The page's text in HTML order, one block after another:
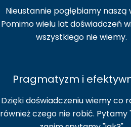
Nieustannie pogłębiamy naszą
Pomimo wielu lat doświadczeń
wszystkiego nie wiemy.
Pragmatyzm i
Dzięki doświadczeniu wiemy co
również czego nie robić. Pytamy